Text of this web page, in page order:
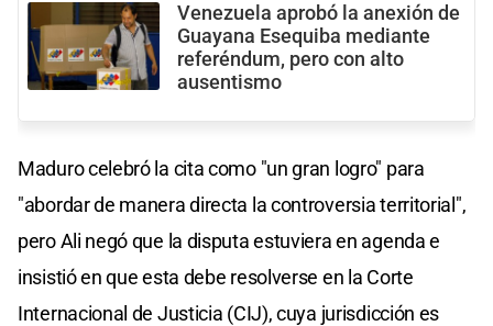
Venezuela aprobó la anexión de
Guayana Esequiba mediante
referéndum, pero con alto
ausentismo
Maduro celebró la cita como "un gran logro" para
"abordar de manera directa la controversia territorial",
pero Ali negó que la disputa estuviera en agenda e
insistió en que esta debe resolverse en la Corte
Internacional de Justicia (CIJ), cuya jurisdicción es